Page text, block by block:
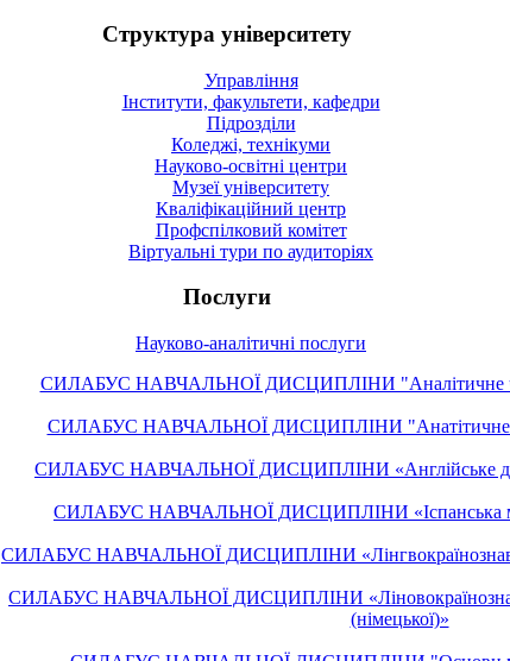
Структура університету
Управління
Інститути, факультети, кафедри
Підрозділи
Коледжі, технікуми
Науково-освітні центри
Музеї університету
Кваліфікаційний центр
Профспілковий комітет
Віртуальні тури по аудиторіях
Послуги
Науково-аналітичні послуги
CИЛАБУС НАВЧАЛЬНОЇ ДИСЦИПЛІНИ "Аналітичне
СИЛАБУС НАВЧАЛЬНОЇ ДИСЦИПЛІНИ "Анатітичне
СИЛАБУС НАВЧАЛЬНОЇ ДИСЦИПЛІНИ «Англійське
СИЛАБУС НАВЧАЛЬНОЇ ДИСЦИПЛІНИ «Іспанська
СИЛАБУС НАВЧАЛЬНОЇ ДИСЦИПЛІНИ
СИЛАБУС НАВЧАЛЬНОЇ ДИСЦИПЛІНИ
(німецької)»